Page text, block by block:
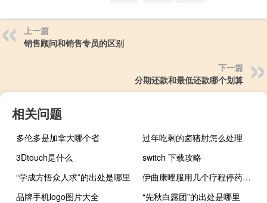
上一篇
销售顾问和销售专员的区别
下一篇
分期还款和最低还款哪个划算
相关问题
多伦多是加拿大哪个省
过年吃剩的卤猪肘怎么处理
3Dtouch是什么
switch 下载攻略
“学成方悟众人求”的出处是哪里
伊曲康唑服用几个疗程停药（伊曲康唑服用几个疗程）
品牌手机logo图片大全
“先秋白露团”的出处是哪里